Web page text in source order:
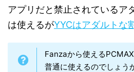
アプリだと禁止されているア
は使えるがYYCはアダルトな
Fanzaから使える
普通に使えるのでしょう